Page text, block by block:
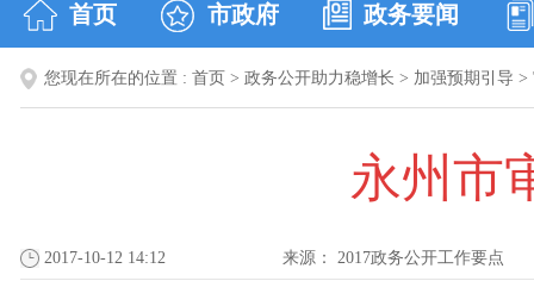
首页 市政府 政务要闻
您现在所在的位置 : 首页 > 政务公开助力稳增长 > 加强预期引导 >
永州市
2017-10-12 14:12 来源： 2017政务公开工作要点